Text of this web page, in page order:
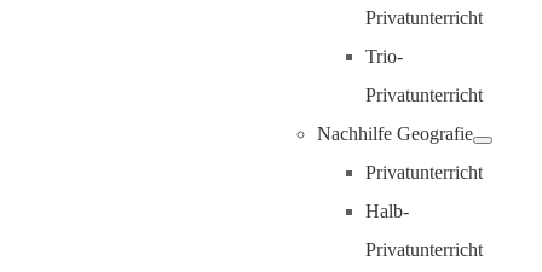
Privatunterricht
Trio-
Privatunterricht
Nachhilfe Geografie
Privatunterricht
Halb-
Privatunterricht